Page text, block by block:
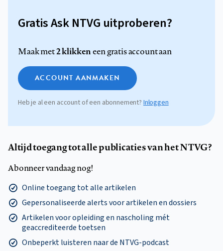
Gratis Ask NTVG uitproberen?
Maak met2 klikkeneen gratis account aan
ACCOUNT AANMAKEN
Heb je al een account of een abonnement? Inloggen
Altijd toegang tot alle publicaties van het NTVG?
Abonneer vandaag nog!
Online toegang tot alle artikelen
Gepersonaliseerde alerts voor artikelen en dossiers
Artikelen voor opleiding en nascholing mét
geaccrediteerde toetsen
Onbeperkt luisteren naar de NTVG-podcast